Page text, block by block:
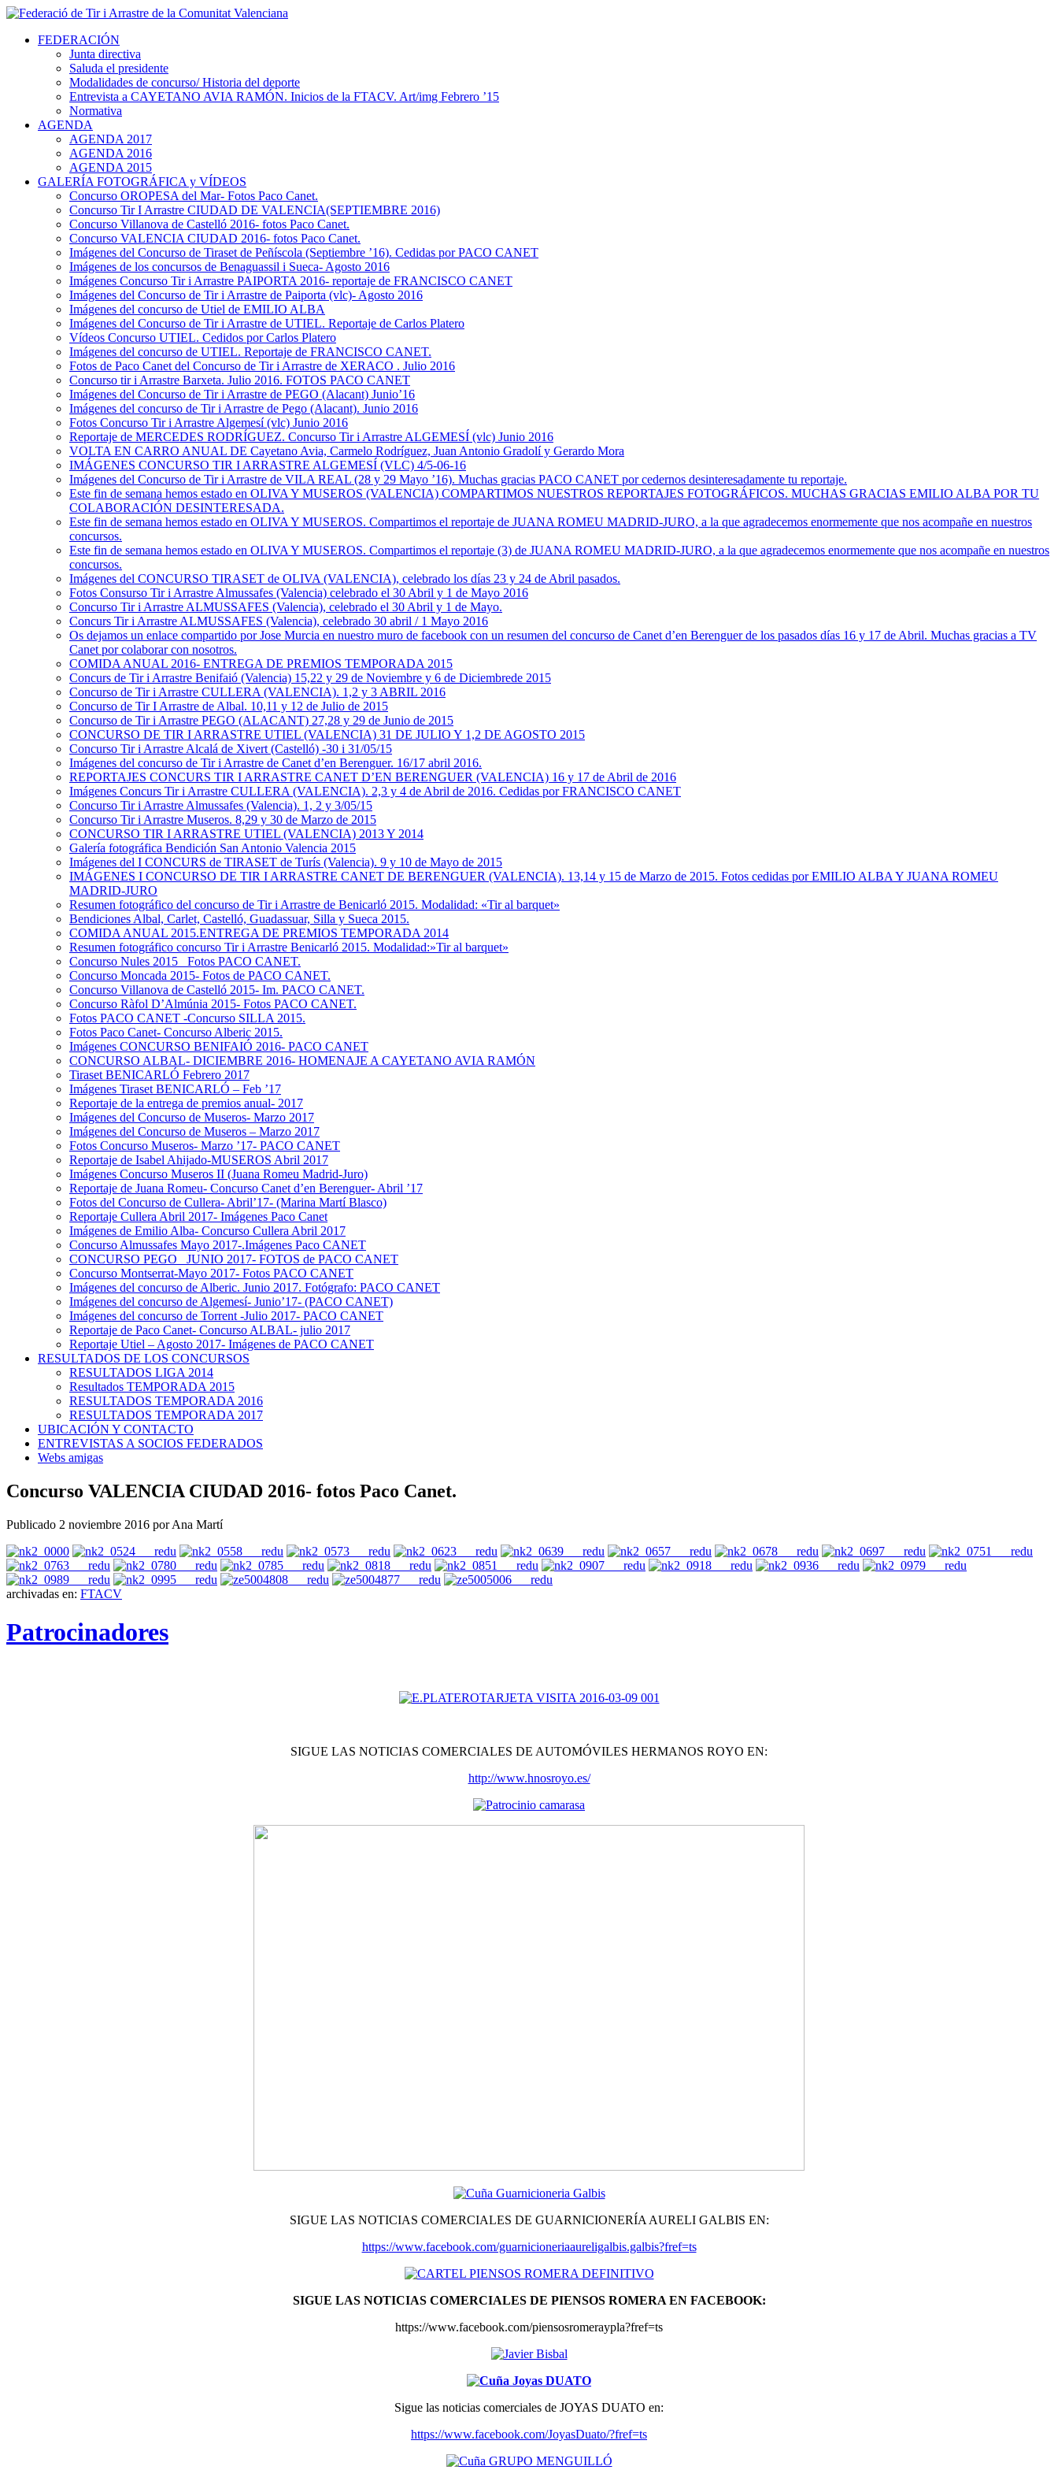
FEDERACIÓN
Junta directiva
Saluda el presidente
Modalidades de concurso/ Historia del deporte
Entrevista a CAYETANO AVIA RAMÓN. Inicios de la FTACV. Art/img Febrero ’15
Normativa
AGENDA
AGENDA 2017
AGENDA 2016
AGENDA 2015
GALERÍA FOTOGRÁFICA y VÍDEOS
Concurso OROPESA del Mar- Fotos Paco Canet.
Concurso Tir I Arrastre CIUDAD DE VALENCIA(SEPTIEMBRE 2016)
Concurso Villanova de Castelló 2016- fotos Paco Canet.
Concurso VALENCIA CIUDAD 2016- fotos Paco Canet.
Imágenes del Concurso de Tiraset de Peñíscola (Septiembre ’16). Cedidas por PACO CANET
Imágenes de los concursos de Benaguassil i Sueca- Agosto 2016
Imágenes Concurso Tir i Arrastre PAIPORTA 2016- reportaje de FRANCISCO CANET
Imágenes del Concurso de Tir i Arrastre de Paiporta (vlc)- Agosto 2016
Imágenes del concurso de Utiel de EMILIO ALBA
Imágenes del Concurso de Tir i Arrastre de UTIEL. Reportaje de Carlos Platero
Vídeos Concurso UTIEL. Cedidos por Carlos Platero
Imágenes del concurso de UTIEL. Reportaje de FRANCISCO CANET.
Fotos de Paco Canet del Concurso de Tir i Arrastre de XERACO . Julio 2016
Concurso tir i Arrastre Barxeta. Julio 2016. FOTOS PACO CANET
Imágenes del Concurso de Tir i Arrastre de PEGO (Alacant) Junio’16
Imágenes del concurso de Tir i Arrastre de Pego (Alacant). Junio 2016
Fotos Concurso Tir i Arrastre Algemesí (vlc) Junio 2016
Reportaje de MERCEDES RODRÍGUEZ. Concurso Tir i Arrastre ALGEMESÍ (vlc) Junio 2016
VOLTA EN CARRO ANUAL DE Cayetano Avia, Carmelo Rodríguez, Juan Antonio Gradolí y Gerardo Mora
IMÁGENES CONCURSO TIR I ARRASTRE ALGEMESÍ (VLC) 4/5-06-16
Imágenes del Concurso de Tir i Arrastre de VILA REAL (28 y 29 Mayo ’16). Muchas gracias PACO CANET por cedernos desinteresadamente tu reportaje.
Este fin de semana hemos estado en OLIVA Y MUSEROS (VALENCIA) COMPARTIMOS NUESTROS REPORTAJES FOTOGRÁFICOS. MUCHAS GRACIAS EMILIO ALBA POR TU
COLABORACIÓN DESINTERESADA.
Este fin de semana hemos estado en OLIVA Y MUSEROS. Compartimos el reportaje de JUANA ROMEU MADRID-JURO, a la que agradecemos enormemente que nos acompañe en nuestros
concursos.
Este fin de semana hemos estado en OLIVA Y MUSEROS. Compartimos el reportaje (3) de JUANA ROMEU MADRID-JURO, a la que agradecemos enormemente que nos acompañe en nuestros
concursos.
Imágenes del CONCURSO TIRASET de OLIVA (VALENCIA), celebrado los días 23 y 24 de Abril pasados.
Fotos Consurso Tir i Arrastre Almussafes (Valencia) celebrado el 30 Abril y 1 de Mayo 2016
Concurso Tir i Arrastre ALMUSSAFES (Valencia), celebrado el 30 Abril y 1 de Mayo.
Concurs Tir i Arrastre ALMUSSAFES (Valencia), celebrado 30 abril / 1 Mayo 2016
Os dejamos un enlace compartido por Jose Murcia en nuestro muro de facebook con un resumen del concurso de Canet d’en Berenguer de los pasados días 16 y 17 de Abril. Muchas gracias a TV
Canet por colaborar con nosotros.
COMIDA ANUAL 2016- ENTREGA DE PREMIOS TEMPORADA 2015
Concurs de Tir i Arrastre Benifaió (Valencia) 15,22 y 29 de Noviembre y 6 de Diciembrede 2015
Concurso de Tir i Arrastre CULLERA (VALENCIA). 1,2 y 3 ABRIL 2016
Concurso de Tir I Arrastre de Albal. 10,11 y 12 de Julio de 2015
Concurso de Tir i Arrastre PEGO (ALACANT) 27,28 y 29 de Junio de 2015
CONCURSO DE TIR I ARRASTRE UTIEL (VALENCIA) 31 DE JULIO Y 1,2 DE AGOSTO 2015
Concurso Tir i Arrastre Alcalá de Xivert (Castelló) -30 i 31/05/15
Imágenes del concurso de Tir i Arrastre de Canet d’en Berenguer. 16/17 abril 2016.
REPORTAJES CONCURS TIR I ARRASTRE CANET D’EN BERENGUER (VALENCIA) 16 y 17 de Abril de 2016
Imágenes Concurs Tir i Arrastre CULLERA (VALENCIA). 2,3 y 4 de Abril de 2016. Cedidas por FRANCISCO CANET
Concurso Tir i Arrastre Almussafes (Valencia). 1, 2 y 3/05/15
Concurso Tir i Arrastre Museros. 8,29 y 30 de Marzo de 2015
CONCURSO TIR I ARRASTRE UTIEL (VALENCIA) 2013 Y 2014
Galería fotográfica Bendición San Antonio Valencia 2015
Imágenes del I CONCURS de TIRASET de Turís (Valencia). 9 y 10 de Mayo de 2015
IMÁGENES I CONCURSO DE TIR I ARRASTRE CANET DE BERENGUER (VALENCIA). 13,14 y 15 de Marzo de 2015. Fotos cedidas por EMILIO ALBA Y JUANA ROMEU
MADRID-JURO
Resumen fotográfico del concurso de Tir i Arrastre de Benicarló 2015. Modalidad: «Tir al barquet»
Bendiciones Albal, Carlet, Castelló, Guadassuar, Silla y Sueca 2015.
COMIDA ANUAL 2015.ENTREGA DE PREMIOS TEMPORADA 2014
Resumen fotográfico concurso Tir i Arrastre Benicarló 2015. Modalidad:»Tir al barquet»
Concurso Nules 2015_ Fotos PACO CANET.
Concurso Moncada 2015- Fotos de PACO CANET.
Concurso Villanova de Castelló 2015- Im. PACO CANET.
Concurso Ràfol D’Almúnia 2015- Fotos PACO CANET.
Fotos PACO CANET -Concurso SILLA 2015.
Fotos Paco Canet- Concurso Alberic 2015.
Imágenes CONCURSO BENIFAIÓ 2016- PACO CANET
CONCURSO ALBAL- DICIEMBRE 2016- HOMENAJE A CAYETANO AVIA RAMÓN
Tiraset BENICARLÓ Febrero 2017
Imágenes Tiraset BENICARLÓ – Feb ’17
Reportaje de la entrega de premios anual- 2017
Imágenes del Concurso de Museros- Marzo 2017
Imágenes del Concurso de Museros – Marzo 2017
Fotos Concurso Museros- Marzo ’17- PACO CANET
Reportaje de Isabel Ahijado-MUSEROS Abril 2017
Imágenes Concurso Museros II (Juana Romeu Madrid-Juro)
Reportaje de Juana Romeu- Concurso Canet d’en Berenguer- Abril ’17
Fotos del Concurso de Cullera- Abril’17- (Marina Martí Blasco)
Reportaje Cullera Abril 2017- Imágenes Paco Canet
Imágenes de Emilio Alba- Concurso Cullera Abril 2017
Concurso Almussafes Mayo 2017-.Imágenes Paco CANET
CONCURSO PEGO_ JUNIO 2017- FOTOS de PACO CANET
Concurso Montserrat-Mayo 2017- Fotos PACO CANET
Imágenes del concurso de Alberic. Junio 2017. Fotógrafo: PACO CANET
Imágenes del concurso de Algemesí- Junio’17- (PACO CANET)
Imágenes del concurso de Torrent -Julio 2017- PACO CANET
Reportaje de Paco Canet- Concurso ALBAL- julio 2017
Reportaje Utiel – Agosto 2017- Imágenes de PACO CANET
RESULTADOS DE LOS CONCURSOS
RESULTADOS LIGA 2014
Resultados TEMPORADA 2015
RESULTADOS TEMPORADA 2016
RESULTADOS TEMPORADA 2017
UBICACIÓN Y CONTACTO
ENTREVISTAS A SOCIOS FEDERADOS
Webs amigas
Concurso VALENCIA CIUDAD 2016- fotos Paco Canet.
Publicado 2 noviembre 2016 por Ana Martí
archivadas en: FTACV
Patrocinadores
SIGUE LAS NOTICIAS COMERCIALES DE AUTOMÓVILES HERMANOS ROYO EN:
http://www.hnosroyo.es/
SIGUE LAS NOTICIAS COMERCIALES DE GUARNICIONERÍA AURELI GALBIS EN:
https://www.facebook.com/guarnicioneriaaureligalbis.galbis?fref=ts
SIGUE LAS NOTICIAS COMERCIALES DE PIENSOS ROMERA EN FACEBOOK:
https://www.facebook.com/piensosromeraypla?fref=ts
Sigue las noticias comerciales de JOYAS DUATO en:
https://www.facebook.com/JoyasDuato/?fref=ts